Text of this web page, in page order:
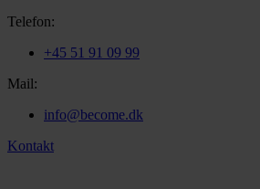
Telefon:
+45 51 91 09 99
Mail:
info@become.dk
Kontakt